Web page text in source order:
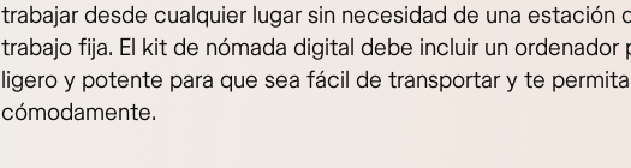
trabajar desde cualquier lugar sin necesidad de una estación
trabajo fija. El kit de nómada digital debe incluir un ordenador
ligero y potente para que sea fácil de transportar y te
cómodamente.